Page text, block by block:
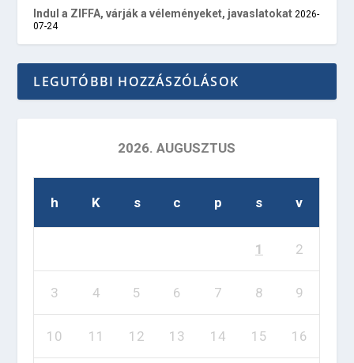
Indul a ZIFFA, várják a véleményeket, javaslatokat 2026-
07-24
LEGUTÓBBI HOZZÁSZÓLÁSOK
2026. AUGUSZTUS
h K s c p s v
1 2
3 4 5 6 7 8 9
10 11 12 13 14 15 16